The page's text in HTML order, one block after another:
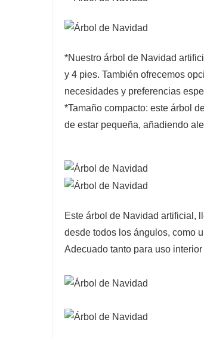
*Nuestro árbol de Navidad
y 4 pies. También ofrecemos
necesidades y preferencias
*Tamaño compacto: este árbol
de estar pequeña, añadiendo
Este árbol de Navidad artificial,
desde todos los ángulos, como
Adecuado tanto para uso